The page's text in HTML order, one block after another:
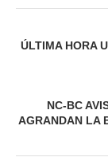
ÚLTIMA HORA
NC-BC
AGRANDAN LA